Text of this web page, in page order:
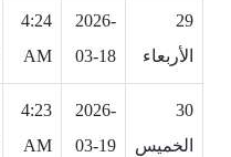
29
الأربعاء
2026-
03-18
4:24
AM
30
الخميس
2026-
03-19
4:23
AM